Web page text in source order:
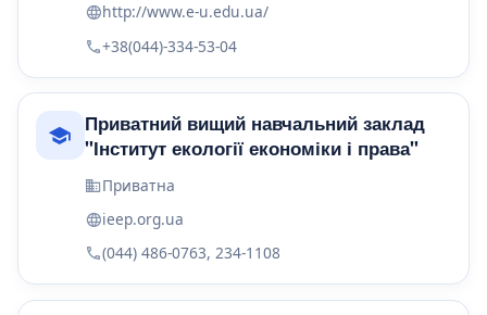
http://www.e-u.edu.ua/
+38(044)-334-53-04
Приватний вищий навчальний заклад
"Інститут екології економіки і права"
Приватна
ieep.org.ua
(044) 486-0763, 234-1108